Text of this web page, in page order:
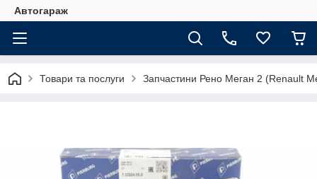
Автогараж
Товари та послуги Запчастини Рено Меган 2 (Renault